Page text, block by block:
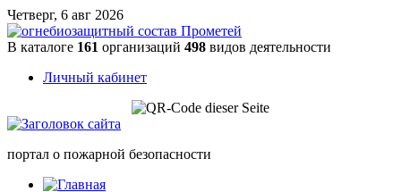
Четверг, 6 авг 2026
В каталоге 161 организаций 498 видов деятельности
Личный кабинет
портал о пожарной безопасности